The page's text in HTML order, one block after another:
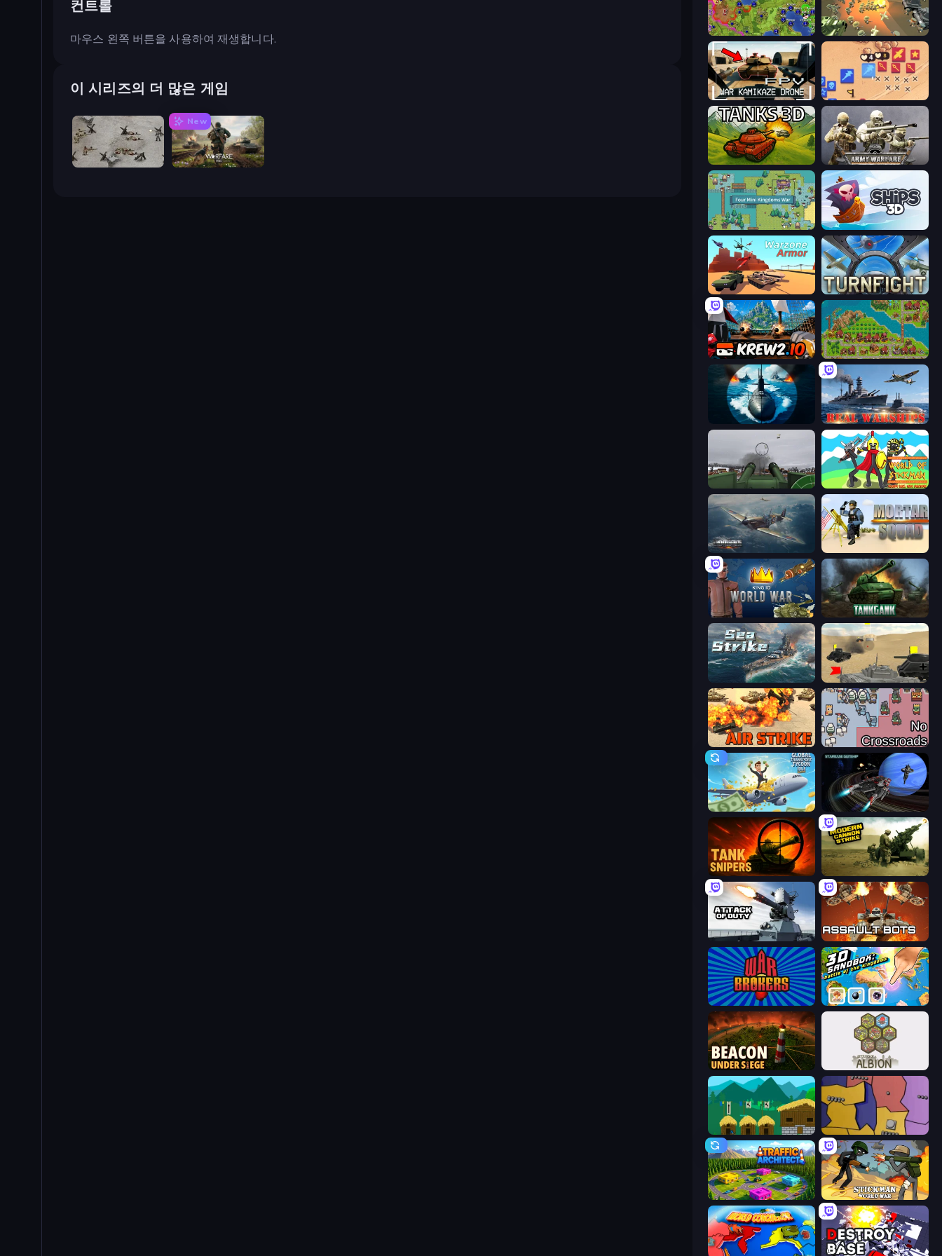
컨트롤
마우스 왼쪽 버튼을 사용하여 재생합니다.
이 시리즈의 더 많은 게임
Warfare 1944
New
Warfare 1942
Hex Empire WW1 Battle Simulator
FPV War Kamikaze Drone
Tanks 3D Army Warfare
Four Mini Kingdoms War Ships 3D
Warzone Armor Turnfight
Krew.io City Idle
Ships Battlefield 3D Real Warships
Flakmeister World of Stickman Classic RTS
Dogfight Mortar Squad
King.io World War Tankgank
Sea Strike Tanks Battlefield: Desert
Air Strike No Crossroads
Global Transport Tycoon Idle Starbase Gunship
Tank Snipers Modern Cannon Strike
Attack of Duty Assault Bots
War Brokers 3D Sandbox: Battle of the Kingdoms
Beacon Under Siege Settlers of Albion
A Castle for Trolls Compact Conflict
Traffic Architect Stickman World War